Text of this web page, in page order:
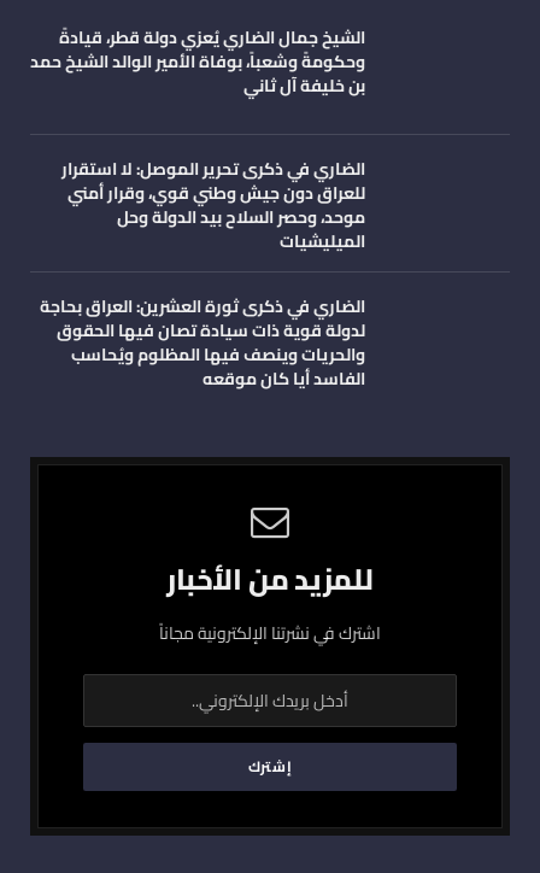
الشيخ جمال الضاري يُعزي دولة قطر، قيادةً
وحكومةً وشعباً، بوفاة الأمير الوالد الشيخ حمد
بن خليفة آل ثاني
الضاري في ذكرى تحرير الموصل: لا استقرار
للعراق دون جيش وطني قوي، وقرار أمني
موحد، وحصر السلاح بيد الدولة وحل
الميليشيات
الضاري في ذكرى ثورة العشرين: العراق بحاجة
لدولة قوية ذات سيادة تصان فيها الحقوق
والحريات وينصف فيها المظلوم ويُحاسب
الفاسد أيا كان موقعه
للمزيد من الأخبار
اشترك في نشرتنا الإلكترونية مجاناً